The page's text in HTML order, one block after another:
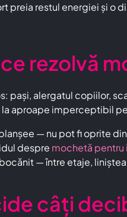
restul energiei și o
rezolvă
alergatul copiilor,
aproape imperceptibil
— nu pot fi oprite
despre mochetă pentru
— între etaje,
câți